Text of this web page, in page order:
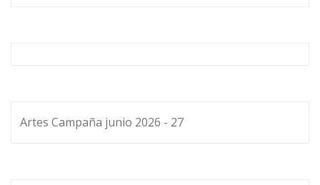
Artes Campaña junio 2026 - 27